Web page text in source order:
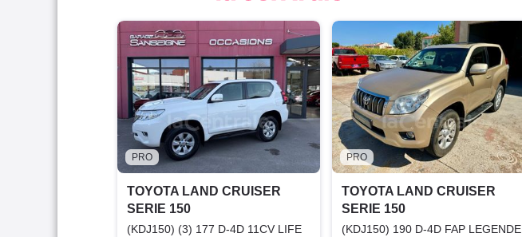
PRO
TOYOTA LAND CRUISER
SERIE 150
(KDJ150) (3) 177 D-4D 11CV LIFE
PRO
TOYOTA LAND CRUISER
SERIE 150
(KDJ150) 190 D-4D FAP LEGENDE